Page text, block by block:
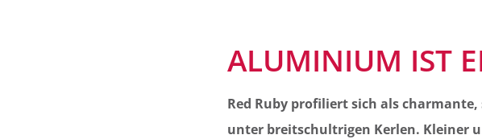
ALUMINIUM IST
Red Ruby profiliert sich als charmante,
unter breitschultrigen Kerlen. Kleiner